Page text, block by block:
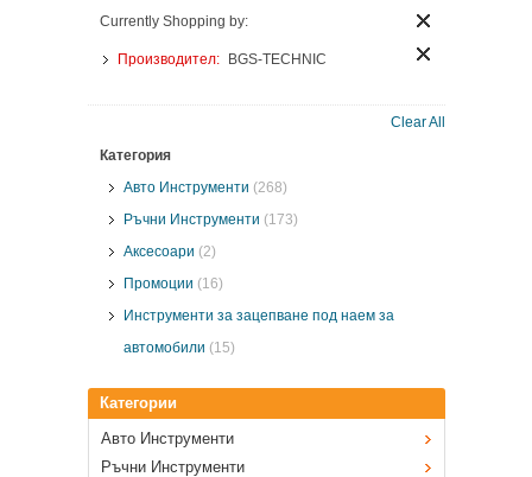
Currently Shopping by:
Производител: BGS-TECHNIC
Clear All
Категория
Авто Инструменти (268)
Ръчни Инструменти (173)
Аксесоари (2)
Промоции (16)
Инструменти за зацепване под наем за
автомобили (15)
Категории
Авто Инструменти
Ръчни Инструменти